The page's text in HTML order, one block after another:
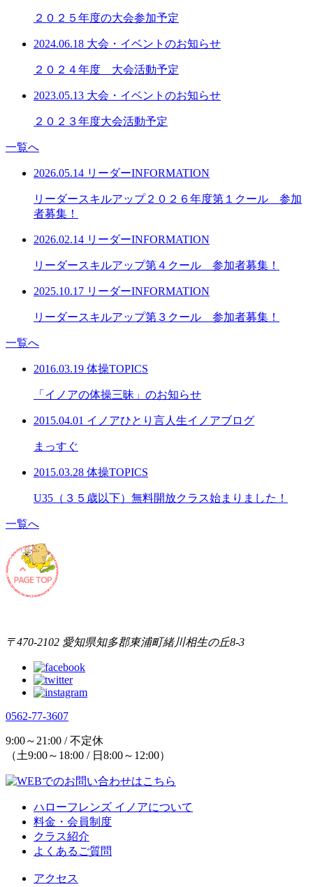
２０２５年度の大会参加予定
2024.06.18 大会・イベントのお知らせ
２０２４年度 大会活動予定
2023.05.13 大会・イベントのお知らせ
２０２３年度大会活動予定
一覧へ
2026.05.14 リーダーINFORMATION
リーダースキルアップ２０２６年度第１クール 参加
者募集！
2026.02.14 リーダーINFORMATION
リーダースキルアップ第４クール 参加者募集！
2025.10.17 リーダーINFORMATION
リーダースキルアップ第３クール 参加者募集！
一覧へ
2016.03.19 体操TOPICS
「イノアの体操三昧」のお知らせ
2015.04.01 イノアひとり言人生イノアブログ
まっすぐ
2015.03.28 体操TOPICS
U35（３５歳以下）無料開放クラス始まりました！
一覧へ
〒470-2102 愛知県知多郡東浦町緒川相生の丘8-3
0562-77-3607
9:00～21:00 / 不定休
（土9:00～18:00 / 日8:00～12:00）
ハローフレンズ イノアについて
料金・会員制度
クラス紹介
よくあるご質問
アクセス